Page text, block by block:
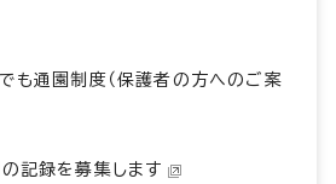
も通園制度（保護者の方へのご案
記録を募集します